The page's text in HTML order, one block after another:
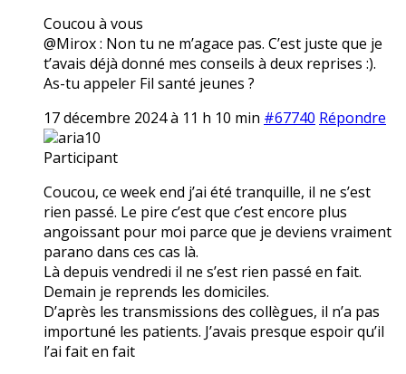
Coucou à vous
@Mirox : Non tu ne m’agace pas. C’est juste que je
t’avais déjà donné mes conseils à deux reprises :).
As-tu appeler Fil santé jeunes ?
17 décembre 2024 à 11 h 10 min #67740 Répondre
aria10
Participant
Coucou, ce week end j’ai été tranquille, il ne s’est
rien passé. Le pire c’est que c’est encore plus
angoissant pour moi parce que je deviens vraiment
parano dans ces cas là.
Là depuis vendredi il ne s’est rien passé en fait.
Demain je reprends les domiciles.
D’après les transmissions des collègues, il n’a pas
importuné les patients. J’avais presque espoir qu’il
l’ai fait en fait